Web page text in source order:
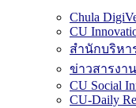
Chula
CU
สำนักบริหา
ข่าวสารงา
CU Social
CU-Daily